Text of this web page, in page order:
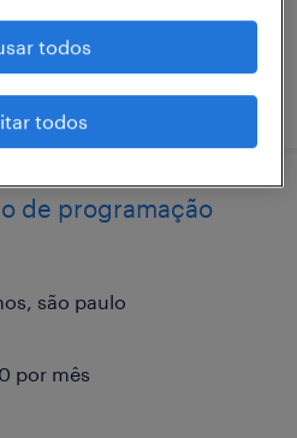
por mês
2026
de programação
são paulo
por mês
todos
todos